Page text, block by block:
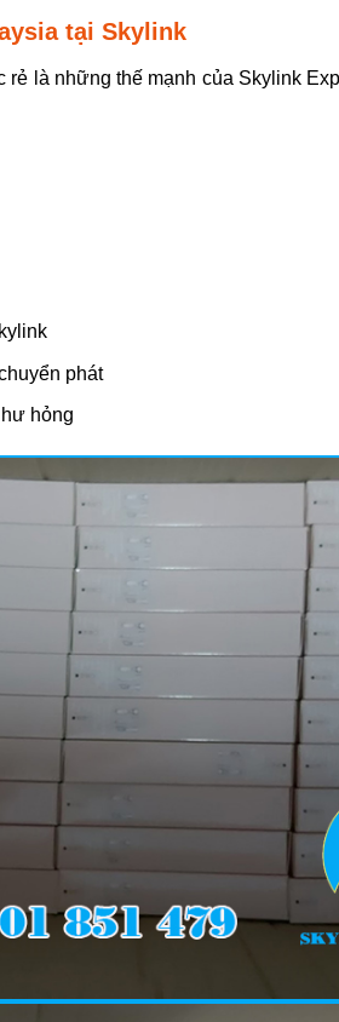
tại Skylink
là những thế mạnh của Skylink
phát
hỏng